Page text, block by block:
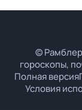
©
гороскопы,
Полная версия
Условия